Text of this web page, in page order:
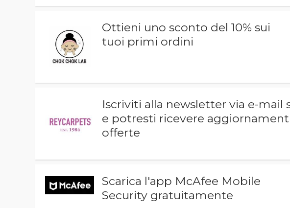
Ottieni uno sconto del 10% sui
tuoi primi ordini
Iscriviti alla newsletter via e-mail
e potresti ricevere
offerte
Scarica l'app McAfee Mobile
Security gratuitamente